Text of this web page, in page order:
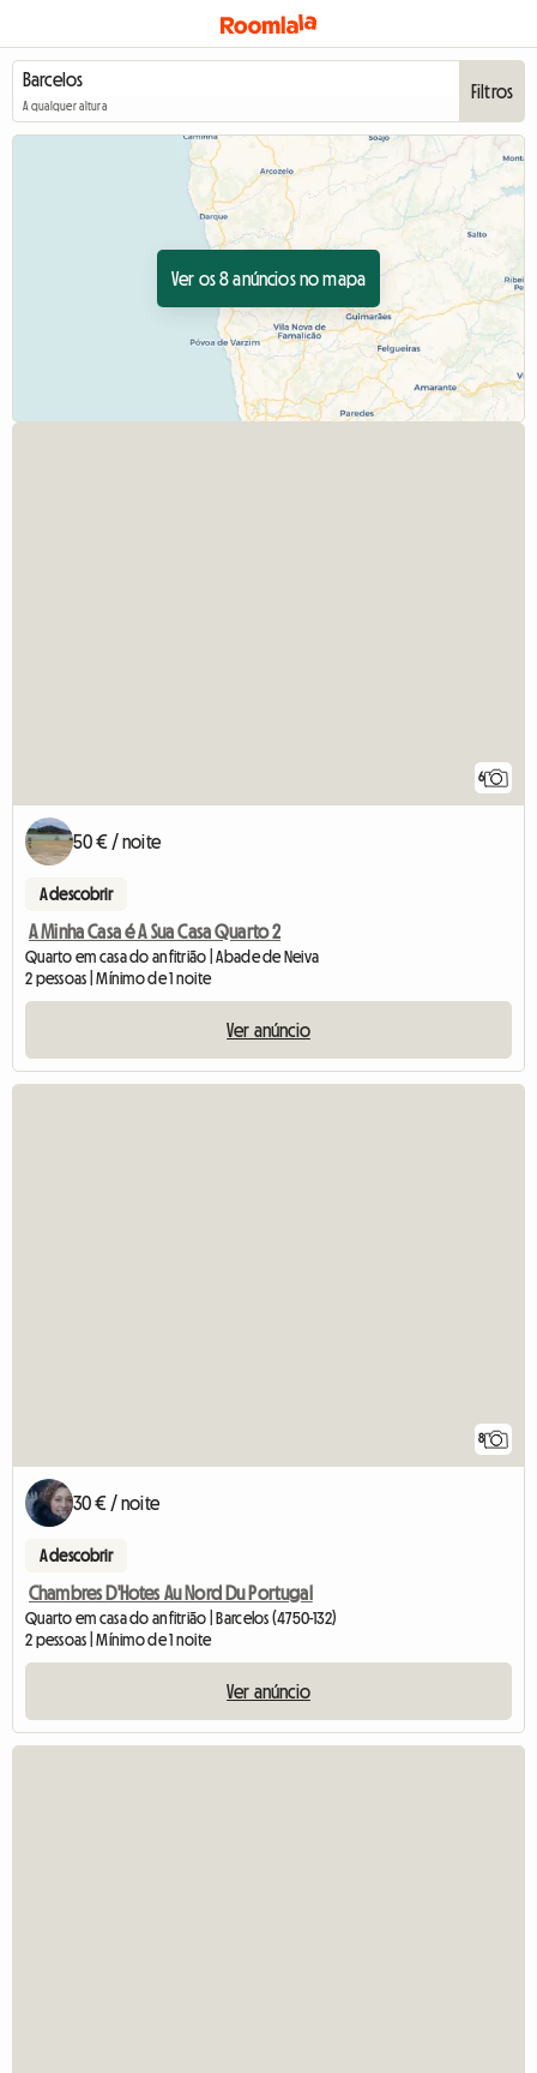
A qualquer altura
Filtros
Ver os 8 anúncios no mapa
6
50 € / noite
A descobrir
A Minha Casa é A Sua Casa Quarto 2
Quarto em casa do anfitrião | Abade de Neiva
2 pessoas | Mínimo de 1 noite
Ver anúncio
8
30 € / noite
A descobrir
Chambres D'Hotes Au Nord Du Portugal
Quarto em casa do anfitrião | Barcelos (4750-132)
2 pessoas | Mínimo de 1 noite
Ver anúncio